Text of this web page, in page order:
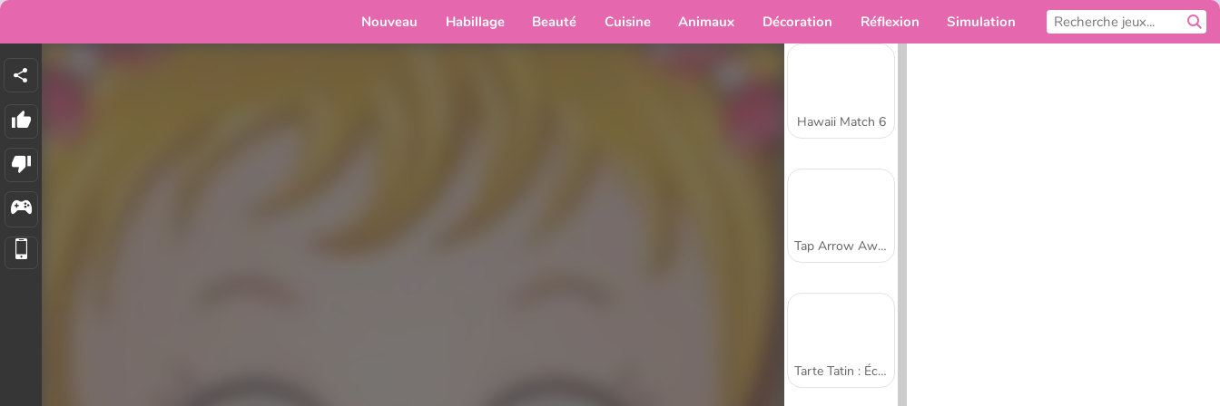
Nouveau Habillage Beauté Cuisine Animaux Décoration Réflexion Simulation
Hawaii Match 6
Tap Arrow Away
Tarte Tatin : École de cuisine de Sara